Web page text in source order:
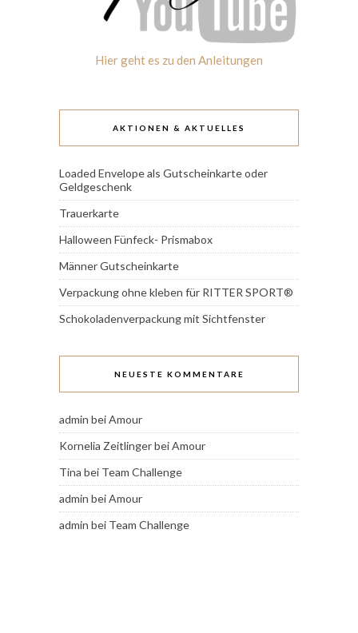
Hier geht es zu den Anleitungen
AKTIONEN & AKTUELLES
Loaded Envelope als Gutscheinkarte oder
Geldgeschenk
Trauerkarte
Halloween Fünfeck- Prismabox
Männer Gutscheinkarte
Verpackung ohne kleben für RITTER SPORT®
Schokoladenverpackung mit Sichtfenster
NEUESTE KOMMENTARE
admin beiAmour
Kornelia ZeitlingerbeiAmour
Tina bei Team Challenge
admin beiAmour
admin bei Team Challenge